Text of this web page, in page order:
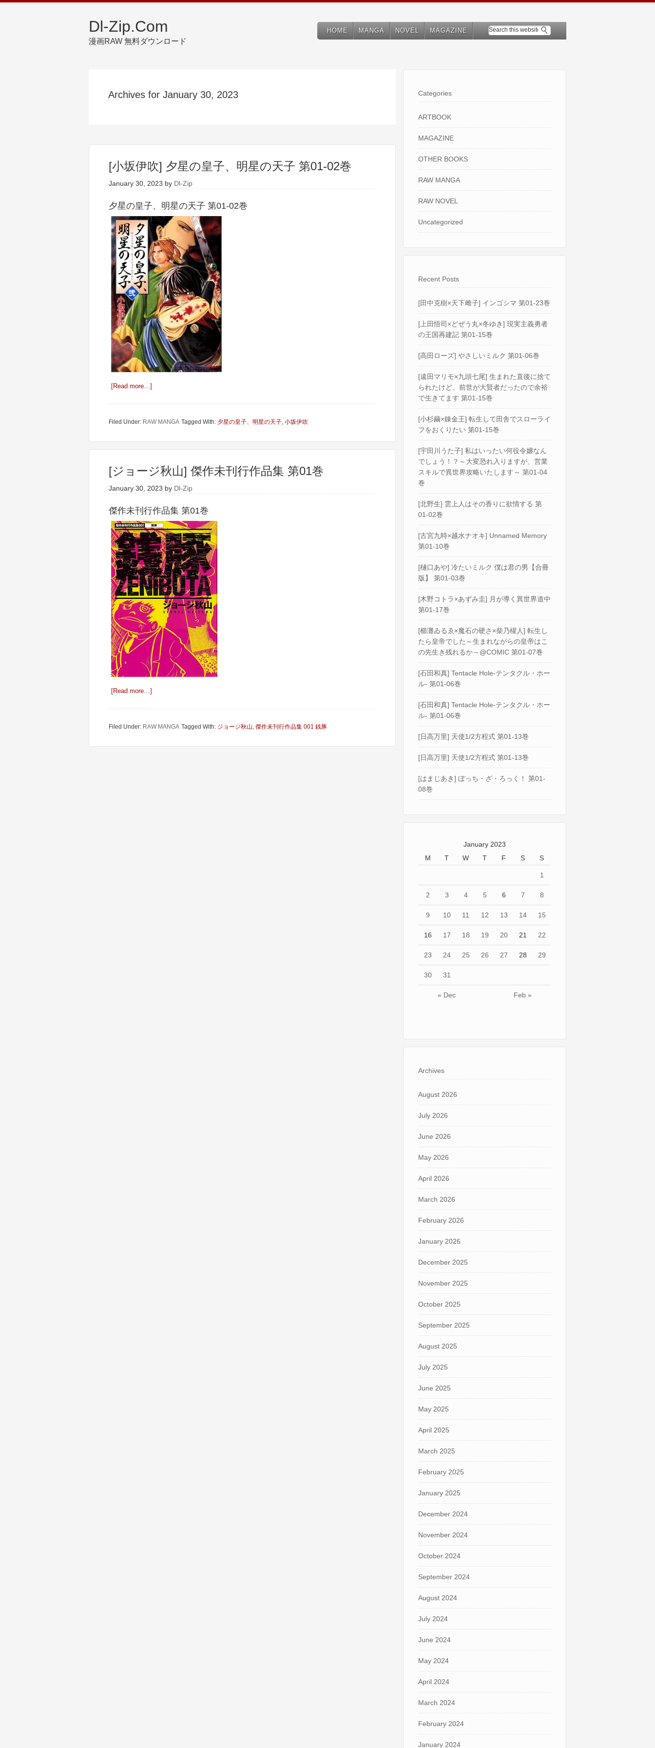
Dl-Zip.Com
漫画RAW 無料ダウンロード
HOME MANGA NOVEL MAGAZINE
Archives for January 30, 2023
[小坂伊吹] 夕星の皇子、明星の天子 第01-02巻
January 30, 2023 by Dl-Zip
夕星の皇子、明星の天子 第01-02巻
[Read more…]
Filed Under: RAW MANGA Tagged With: 夕星の皇子、明星の天子, 小坂伊吹
[ジョージ秋山] 傑作未刊行作品集 第01巻
January 30, 2023 by Dl-Zip
傑作未刊行作品集 第01巻
[Read more…]
Filed Under: RAW MANGA Tagged With: ジョージ秋山, 傑作未刊行作品集 001 銭豚
Categories
ARTBOOK
MAGAZINE
OTHER BOOKS
RAW MANGA
RAW NOVEL
Uncategorized
Recent Posts
[田中克樹×天下雌子] インゴシマ 第01-23巻
[上田悟司×どぜう丸×冬ゆき] 現実主義勇者
の王国再建記 第01-15巻
[高田ローズ] やさしいミルク 第01-06巻
[遠田マリモ×九頭七尾] 生まれた直後に捨て
られたけど、前世が大賢者だったので余裕
で生きてます 第01-15巻
[小杉繭×錬金王] 転生して田舎でスローライ
フをおくりたい 第01-15巻
[宇田川うた子] 私はいったい何役令嬢なん
でしょう！？～大変恐れ入りますが、営業
スキルで異世界攻略いたします～ 第01-04
巻
[北野生] 雲上人はその香りに欲情する 第
01-02巻
[古宮九時×越水ナオキ] Unnamed Memory
第01-10巻
[樋口あや] 冷たいミルク 僕は君の男【合冊
版】 第01-03巻
[木野コトラ×あずみ圭] 月が導く異世界道中
第01-17巻
[櫛灘ゐるゑ×魔石の硬さ×柴乃櫂人] 転生し
たら皇帝でした～生まれながらの皇帝はこ
の先生き残れるか～@COMIC 第01-07巻
[石田和真] Tentacle Hole-テンタクル・ホー
ル- 第01-06巻
[石田和真] Tentacle Hole-テンタクル・ホー
ル- 第01-06巻
[日高万里] 天使1/2方程式 第01-13巻
[日高万里] 天使1/2方程式 第01-13巻
[はまじあき] ぼっち・ざ・ろっく！ 第01-
08巻
January 2023
M
T W T F S S
« Dec Feb »
1
2 3 4 5 6 7 8
9 10 11 12 13 14 15
16 17 18 19 20 21 22
23 24 25 26 27 28 29
30 31
Archives
August 2026
July 2026
June 2026
May 2026
April 2026
March 2026
February 2026
January 2026
December 2025
November 2025
October 2025
September 2025
August 2025
July 2025
June 2025
May 2025
April 2025
March 2025
February 2025
January 2025
December 2024
November 2024
October 2024
September 2024
August 2024
July 2024
June 2024
May 2024
April 2024
March 2024
February 2024
January 2024